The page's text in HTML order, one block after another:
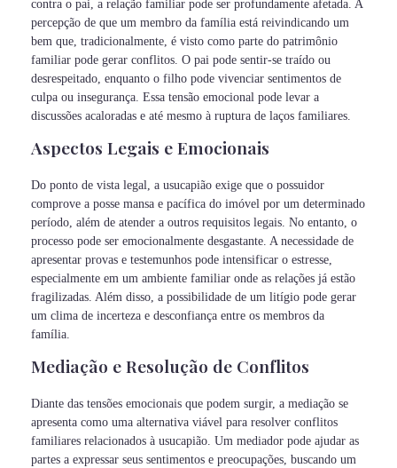
contra o pai, a relação familiar pode ser profundamente afetada. A
percepção de que um membro da família está reivindicando um
bem que, tradicionalmente, é visto como parte do patrimônio
familiar pode gerar conflitos. O pai pode sentir-se traído ou
desrespeitado, enquanto o filho pode vivenciar sentimentos de
culpa ou insegurança. Essa tensão emocional pode levar a
discussões acaloradas e até mesmo à ruptura de laços familiares.
Aspectos Legais e Emocionais
Do ponto de vista legal, a usucapião exige que o possuidor
comprove a posse mansa e pacífica do imóvel por um determinado
período, além de atender a outros requisitos legais. No entanto, o
processo pode ser emocionalmente desgastante. A necessidade de
apresentar provas e testemunhos pode intensificar o estresse,
especialmente em um ambiente familiar onde as relações já estão
fragilizadas. Além disso, a possibilidade de um litígio pode gerar
um clima de incerteza e desconfiança entre os membros da
família.
Mediação e Resolução de Conflitos
Diante das tensões emocionais que podem surgir, a mediação se
apresenta como uma alternativa viável para resolver conflitos
familiares relacionados à usucapião. Um mediador pode ajudar as
partes a expressar seus sentimentos e preocupações, buscando um